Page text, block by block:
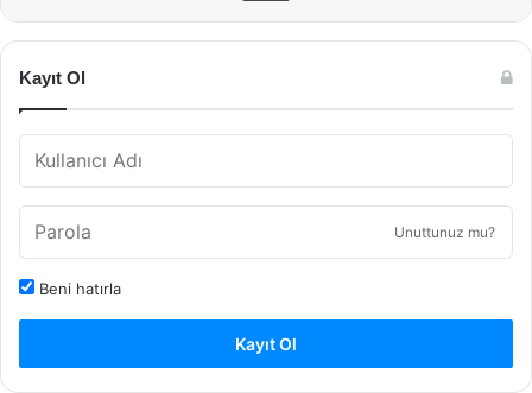
Kayıt Ol
Unuttunuz mu?
Beni hatırla
Kayıt Ol